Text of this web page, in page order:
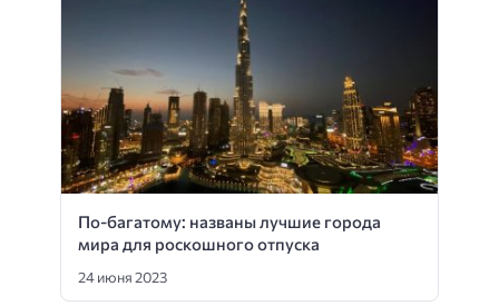
По-багатому: названы лучшие города
мира для роскошного отпуска
24 июня 2023